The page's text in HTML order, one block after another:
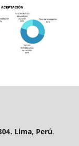
Lima, Perú.